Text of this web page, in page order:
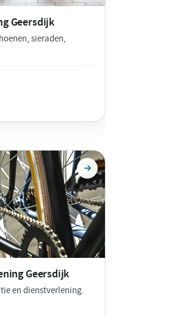
Geersdijk
sieraden,
Geersdijk
en dienstverlening.